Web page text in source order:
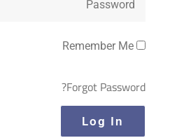
Forgot Password?